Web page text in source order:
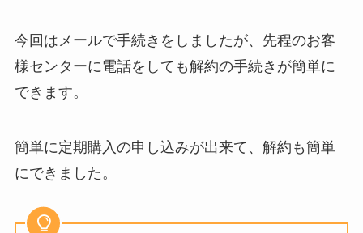
今回はメールで手続きをしましたが、先程のお客
様センターに電話をしても解約の手続きが簡単に
できます。
簡単に定期購入の申し込みが出来て、解約も簡単
にできました。